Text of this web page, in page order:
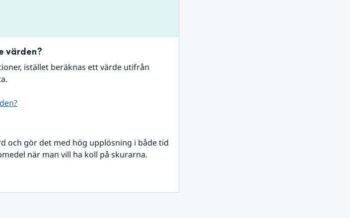
värden?
istället beräknas ett värde utifrån
och gör det med hög upplösning i både tid
när man vill ha koll på skurarna.